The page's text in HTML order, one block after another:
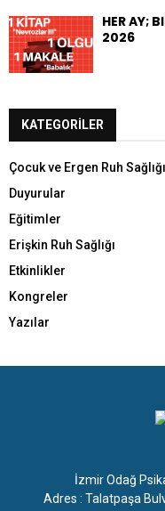
HER AY;
2026
KATEGORILER
Çocuk ve Ergen Ruh Sağlığı
Duyurular
Eğitimler
Erişkin Ruh Sağlığı
Etkinlikler
Kongreler
Yazılar
İzmir Odağ
Adres : Talatpaşa